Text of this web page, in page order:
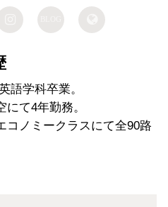
語学科卒業。
にて4年勤務。
コノミークラスにて全90路